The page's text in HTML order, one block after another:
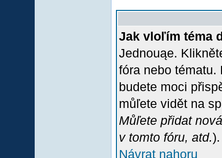
Jak vloľím téma
Jednouąe.
fóra nebo
budete moci
můľete vidět na
Můľete přidat
v tomto fóru, atd.).
Návrat nahoru